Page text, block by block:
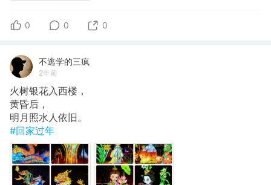
0 0 0
不逃学的三疯
2年前
火树银花入西楼，
黄昏后，
明月照水人依旧。
#回家过年